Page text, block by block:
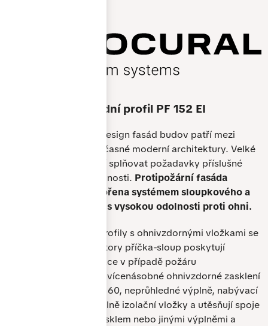
Protipožární fasádní profil PF 152 EI
Bezpečí a výjimečný design fasád budov patří mezi
hlavní požadavky současné moderní architektury. Velké
prosklené plochy musí splňovat požadavky příslušné
třídy protipožární odolnosti. Protipožární fasáda
PONZIO PF 152 je tvořena systémem sloupkového a
příčkového zavěšení s vysokou odolnosti proti ohni.
Vnitřní výztužné profily s ohnivzdornými vložkami se
speciálními konektory příčka-sloup poskytují
únosnost konstrukce v případě požáru
Jednoduché nebo vícenásobné ohnivzdorné zasklení
třídy EI 30 nebo EI 60, neprůhledné výplně, nabývací
pásky, chrání tepelně izolační vložky a utěsňují spoje
mezi konstrukcí a sklem nebo jinými výplněmi a